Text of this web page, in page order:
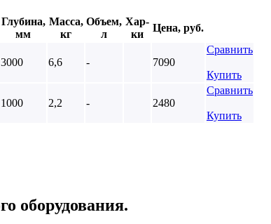
Глубина,
мм
Масса,
кг
Объем,
л
Хар-
ки
Цена, руб.
3000 6,6 - 7090
Сравнить
Купить
1000 2,2 - 2480
Сравнить
Купить
оборудования.